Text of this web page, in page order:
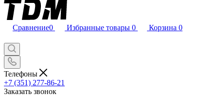
Сравнение0 Избранные товары 0 Корзина 0
Телефоны
+7 (351) 277-86-21
Заказать звонок